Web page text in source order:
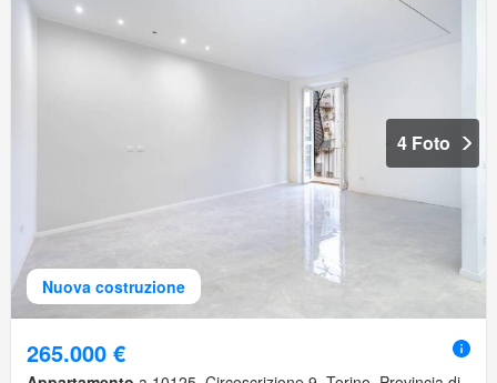
Nuova costruzione
4 Foto
265.000 €